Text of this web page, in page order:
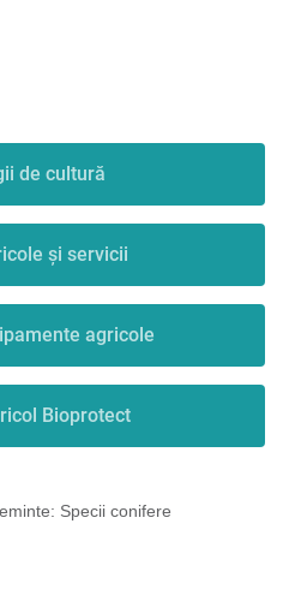
de cultură
și servicii
agricole
Bioprotect
Specii conifere